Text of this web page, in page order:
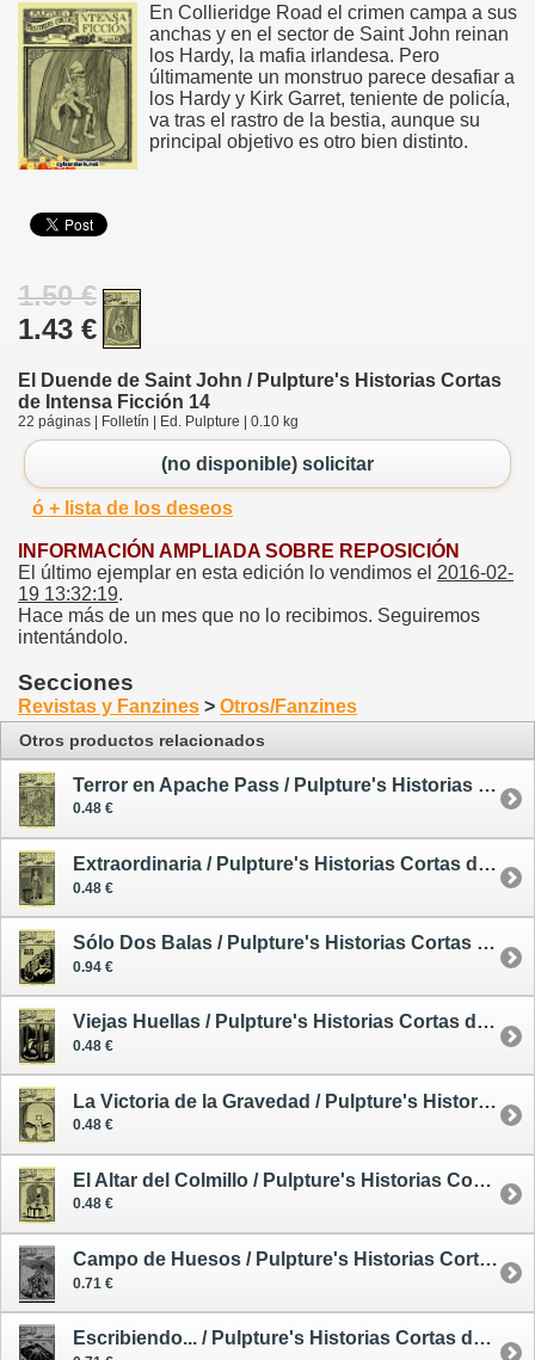
En Collieridge Road el crimen campa a sus
anchas y en el sector de Saint John reinan
los Hardy, la mafia irlandesa. Pero
últimamente un monstruo parece desafiar a
los Hardy y Kirk Garret, teniente de policía,
va tras el rastro de la bestia, aunque su
principal objetivo es otro bien distinto.
1.50 €
1.43 €
El Duende de Saint John / Pulpture's Historias Cortas
de Intensa Ficción 14
22 páginas | Folletín | Ed. Pulpture | 0.10 kg
(no disponible) solicitar
ó + lista de los deseos
INFORMACIÓN AMPLIADA SOBRE REPOSICIÓN
El último ejemplar en esta edición lo vendimos el 2016-02-
19 13:32:19.
Hace más de un mes que no lo recibimos. Seguiremos
intentándolo.
Secciones
Revistas y Fanzines > Otros/Fanzines
Otros productos relacionados
Terror en Apache Pass / Pulpture's Historias Cortas de Intensa Ficción 1
0.48 €
Extraordinaria / Pulpture's Historias Cortas de Intensa Ficción 2
0.48 €
Sólo Dos Balas / Pulpture's Historias Cortas de Intensa Ficción 3
0.94 €
Viejas Huellas / Pulpture's Historias Cortas de Intensa Ficción 4
0.48 €
La Victoria de la Gravedad / Pulpture's Historias Cortas de Intensa Ficción 5
0.48 €
El Altar del Colmillo / Pulpture's Historias Cortas de Intensa Ficción 6
0.48 €
Campo de Huesos / Pulpture's Historias Cortas de Intensa Ficción 10
0.71 €
Escribiendo... / Pulpture's Historias Cortas de Intensa Ficción 9